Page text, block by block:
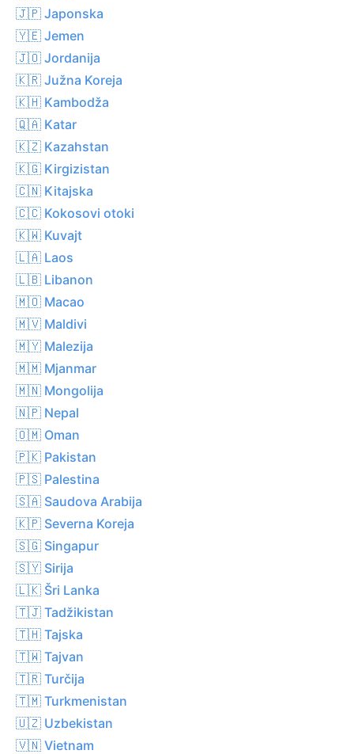
🇯🇵 Japonska
🇾🇪 Jemen
🇯🇴 Jordanija
🇰🇷 Južna Koreja
🇰🇭 Kambodža
🇶🇦 Katar
🇰🇿 Kazahstan
🇰🇬 Kirgizistan
🇨🇳 Kitajska
🇨🇨 Kokosovi otoki
🇰🇼 Kuvajt
🇱🇦 Laos
🇱🇧 Libanon
🇲🇴 Macao
🇲🇻 Maldivi
🇲🇾 Malezija
🇲🇲 Mjanmar
🇲🇳 Mongolija
🇳🇵 Nepal
🇴🇲 Oman
🇵🇰 Pakistan
🇵🇸 Palestina
🇸🇦 Saudova Arabija
🇰🇵 Severna Koreja
🇸🇬 Singapur
🇸🇾 Sirija
🇱🇰 Šri Lanka
🇹🇯 Tadžikistan
🇹🇭 Tajska
🇹🇼 Tajvan
🇹🇷 Turčija
🇹🇲 Turkmenistan
🇺🇿 Uzbekistan
🇻🇳 Vietnam